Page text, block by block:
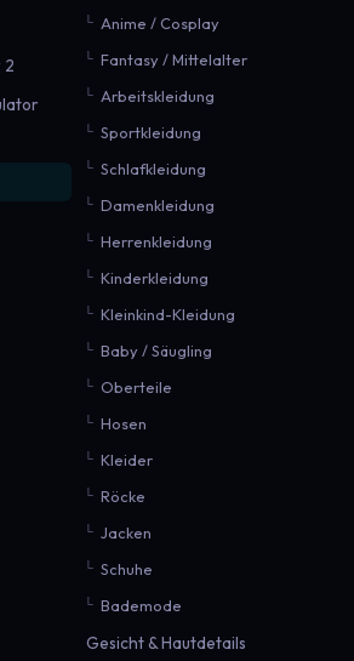
2
Anime / Cosplay
Fantasy / Mittelalter
Arbeitskleidung
Sportkleidung
Schlafkleidung
Damenkleidung
Herrenkleidung
Kinderkleidung
Kleinkind-Kleidung
Baby / Säugling
Oberteile
Hosen
Kleider
Röcke
Jacken
Schuhe
Bademode
Gesicht & Hautdetails